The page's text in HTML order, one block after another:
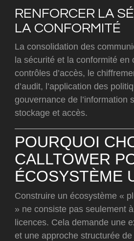
RENFORCER LA
LA CONFORMITÉ
La consolidation des
la sécurité et la conformité en
contrôles d’accès, le
d’audit, l’application des
gouvernance de l’information
stockage et accès.
POURQUOI
CALLTOWER
ÉCOSYSTÈME
Construire un écosystème «
» ne consiste pas seulement
licences. Cela demande une
et une approche structurée de